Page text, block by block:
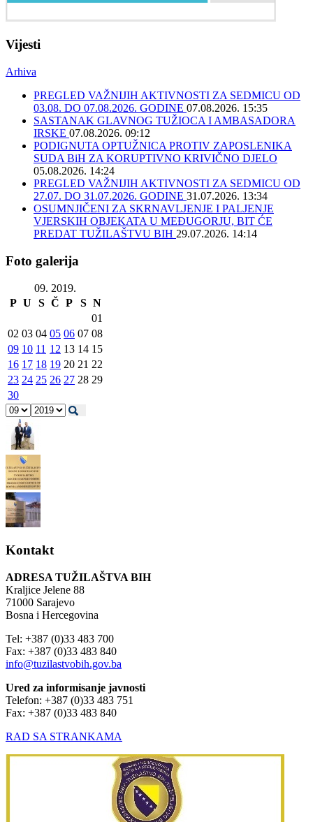
Vijesti
Arhiva
PREGLED VAŽNIJIH AKTIVNOSTI ZA SEDMICU OD
03.08. DO 07.08.2026. GODINE 07.08.2026. 15:35
SASTANAK GLAVNOG TUŽIOCA I AMBASADORA
IRSKE 07.08.2026. 09:12
PODIGNUTA OPTUŽNICA PROTIV ZAPOSLENIKA
SUDA BiH ZA KORUPTIVNO KRIVIČNO DJELO
05.08.2026. 14:24
PREGLED VAŽNIJIH AKTIVNOSTI ZA SEDMICU OD
27.07. DO 31.07.2026. GODINE 31.07.2026. 13:34
OSUMNJIČENI ZA SKRNAVLJENJE I PALJENJE
VJERSKIH OBJEKATA U MEĐUGORJU, BIT ĆE
PREDAT TUŽILAŠTVU BIH 29.07.2026. 14:14
Foto galerija
09. 2019.
P U S Č P S N
01
02 03 04 05 06 07 08
09 10 11 12 13 14 15
16 17 18 19 20 21 22
23 24 25 26 27 28 29
30
Kontakt
ADRESA TUŽILAŠTVA BIH
Kraljice Jelene 88
71000 Sarajevo
Bosna i Hercegovina
Tel: +387 (0)33 483 700
Fax: +387 (0)33 483 840
info@tuzilastvobih.gov.ba
Ured za informisanje javnosti
Telefon: +387 (0)33 483 751
Fax: +387 (0)33 483 840
RAD SA STRANKAMA